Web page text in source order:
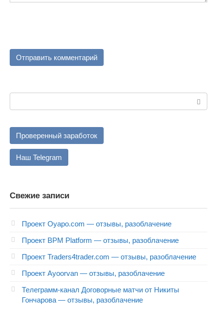
Проверенный заработок
Наш Telegram
Свежие записи
Проект Oyapo.com — отзывы, разоблачение
Проект BPM Platform — отзывы, разоблачение
Проект Traders4trader.com — отзывы, разоблачение
Проект Ayoorvan — отзывы, разоблачение
Телеграмм-канал Договорные матчи от Никиты
Гончарова — отзывы, разоблачение